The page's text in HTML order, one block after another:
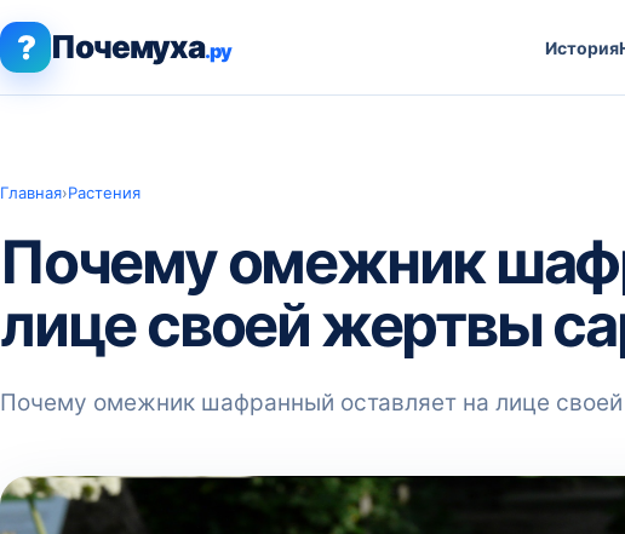
? Почемуха.ру История
Главная›Растения
Почему омежник
лице своей жертвы
Почему омежник шафранный оставляет на лице